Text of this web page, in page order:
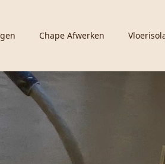
Chape Afwerken